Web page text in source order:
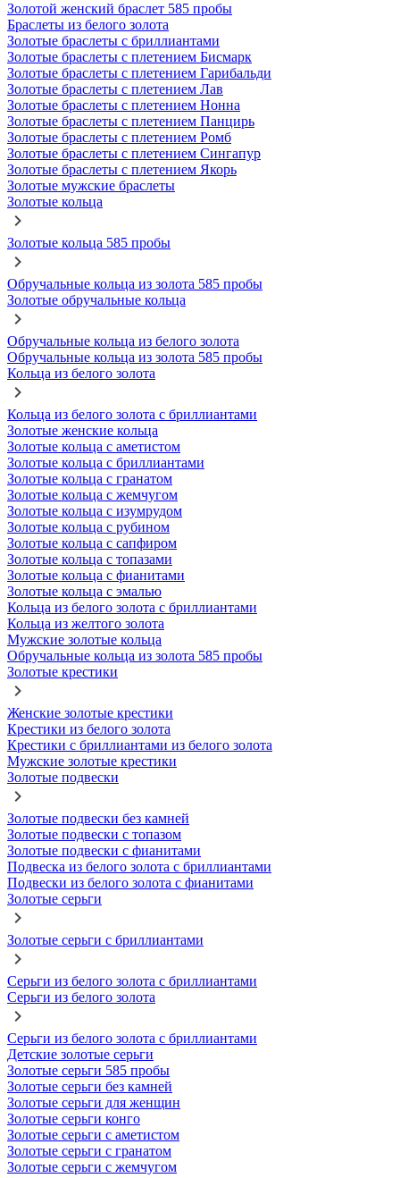
Золотой женский браслет 585 пробы
Браслеты из белого золота
Золотые браслеты с бриллиантами
Золотые браслеты с плетением Бисмарк
Золотые браслеты с плетением Гарибальди
Золотые браслеты с плетением Лав
Золотые браслеты с плетением Нонна
Золотые браслеты с плетением Панцирь
Золотые браслеты с плетением Ромб
Золотые браслеты с плетением Сингапур
Золотые браслеты с плетением Якорь
Золотые мужские браслеты
Золотые кольца
Золотые кольца 585 пробы
Обручальные кольца из золота 585 пробы
Золотые обручальные кольца
Обручальные кольца из белого золота
Обручальные кольца из золота 585 пробы
Кольца из белого золота
Кольца из белого золота с бриллиантами
Золотые женские кольца
Золотые кольца с аметистом
Золотые кольца с бриллиантами
Золотые кольца с гранатом
Золотые кольца с жемчугом
Золотые кольца с изумрудом
Золотые кольца с рубином
Золотые кольца с сапфиром
Золотые кольца с топазами
Золотые кольца с фианитами
Золотые кольца с эмалью
Кольца из белого золота с бриллиантами
Кольца из желтого золота
Мужские золотые кольца
Обручальные кольца из золота 585 пробы
Золотые крестики
Женские золотые крестики
Крестики из белого золота
Крестики с бриллиантами из белого золота
Мужские золотые крестики
Золотые подвески
Золотые подвески без камней
Золотые подвески с топазом
Золотые подвески с фианитами
Подвеска из белого золота с бриллиантами
Подвески из белого золота с фианитами
Золотые серьги
Золотые серьги с бриллиантами
Серьги из белого золота с бриллиантами
Серьги из белого золота
Серьги из белого золота с бриллиантами
Детские золотые серьги
Золотые серьги 585 пробы
Золотые серьги без камней
Золотые серьги для женщин
Золотые серьги конго
Золотые серьги с аметистом
Золотые серьги с гранатом
Золотые серьги с жемчугом